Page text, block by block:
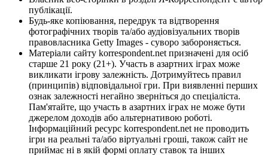
публікації.
Будь-яке копіювання, передрук та відтворення
фотографічних творів та/або аудіовізуальних творів
правовласника Getty Images - суворо забороняється.
Матеріали сайту korrespondent.net призначені для осіб
старше 21 року (21+). Участь в азартних іграх може
викликати ігрову залежність. Дотримуйтесь правил
(принципів) відповідальної гри. При виявленні перших
ознак залежності негайно зверніться до спеціаліста.
Пам'ятайте, що участь в азартних іграх не може бути
джерелом доходів або альтернативою роботі.
Інформаційний ресурс korrespondent.net не проводить
ігри на реальні та/або віртуальні гроші, також сайт не
приймає ні в якій формі оплату ставок та інших